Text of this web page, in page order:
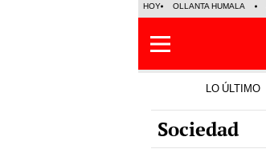
HOY OLLANTA HUMALA
LO ÚLTIMO
Sociedad